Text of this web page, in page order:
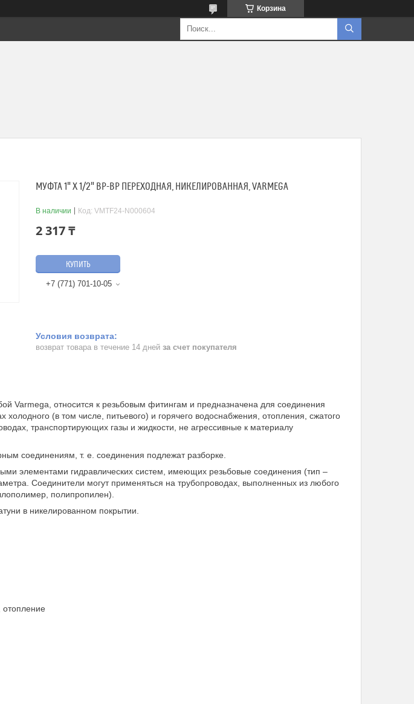
Корзина
МУФТА 1" X 1/2" ВР-ВР ПЕРЕХОДНАЯ, НИКЕЛИРОВАННАЯ, VARMEGA
В наличии Код: VMTF24-N000604
2 317 ₸
КУПИТЬ
+7 (771) 701-10-05
возврат товара в течение 14 дней за счет покупателя
Varmega, относится к резьбовым фитингам и предназначена для соединения
холодного (в том числе, питьевого) и горячего водоснабжения, отопления, сжатого
транспортирующих газы и жидкости, не агрессивные к материалу
соединениям, т. е. соединения подлежат разборке.
элементами гидравлических систем, имеющих резьбовые соединения (тип –
Соединители могут применяться на трубопроводах, выполненных из любого
полипропилен).
в никелированном покрытии.